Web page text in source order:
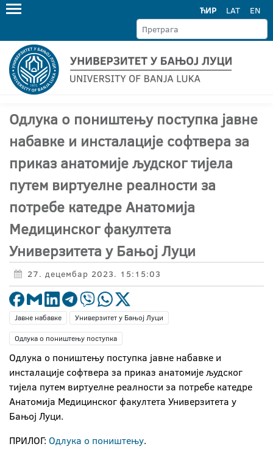
ЋИР LAT EN
Одлука о поништењу поступка јавне
набавке и инсталације софтвера за
приказ анатомије људског тијела
путем виртуелне реалности за
потребе катедре Анатомија
Медицинског факултета
Универзитета у Бањој Луци
27. децембар 2023. 15:15:03
Јавне набавке
Универзитет у Бањој Луци
Одлука о поништењу поступка
Одлука о поништењу поступка јавне набавке и
инсталације софтвера за приказ анатомије људског
тијела путем виртуелне реалности за потребе катедре
Анатомија Медицинског факултета Универзитета у
Бањој Луци.
ПРИЛОГ: Одлука о поништењу.